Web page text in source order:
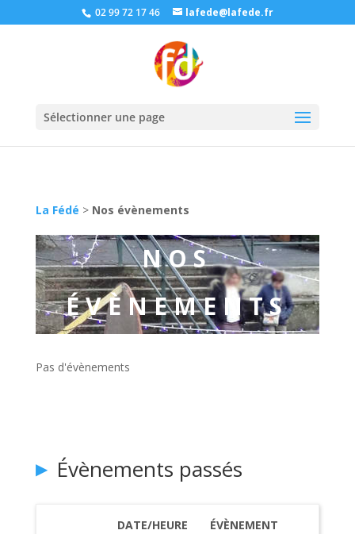
02 99 72 17 46 lafede@lafede.fr
Sélectionner une page
La Fédé > Nos évènements
NOS
ÉVÈNEMENTS
Pas d'évènements
Évènements passés
DATE/HEURE ÉVÈNEMENT